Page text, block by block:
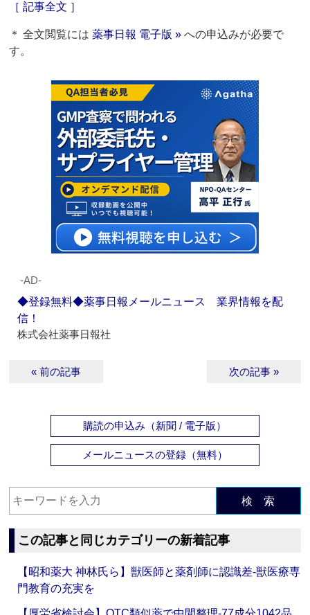
［ 記事全文 ］
＊ 全文閲覧には薬事日報 電子版 » への申込みが必要で
す。
‐AD‐
◆登録無料◆薬事日報メールニュース 業界情報を配
信！
株式会社薬事日報社
« 前の記事 次の記事 »
購読の申込み（新聞 / 電子版）
メールニュースの登録（無料）
検 索
この記事と同じカテゴリーの新着記事
【昭和薬大 神林氏ら】獣医師と薬剤師に認識差‐獣医療専
門教育の充実を